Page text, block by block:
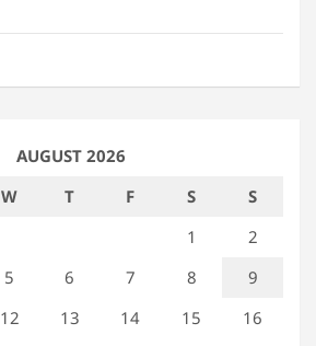
AUGUST 2026
W T F S
S
1
2
5 6 7 8
9
12 13 14 15
16